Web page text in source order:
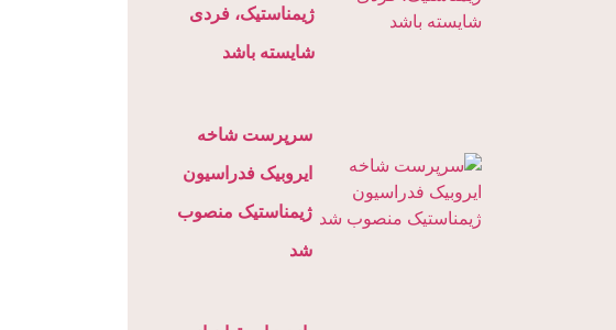
ژیمناستیک، فردی
شایسته باشد
سرپرست شاخه
ایروبیک فدراسیون
ژیمناستیک منصوب
شد